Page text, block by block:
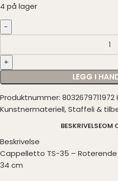
4 på lager
LEGG I
Produktnummer: 8032679711972
Kunstnermateriell,Staffeli &
BESKRIVELSEOM
Beskrivelse
Cappelletto TS-35 –
34 cm